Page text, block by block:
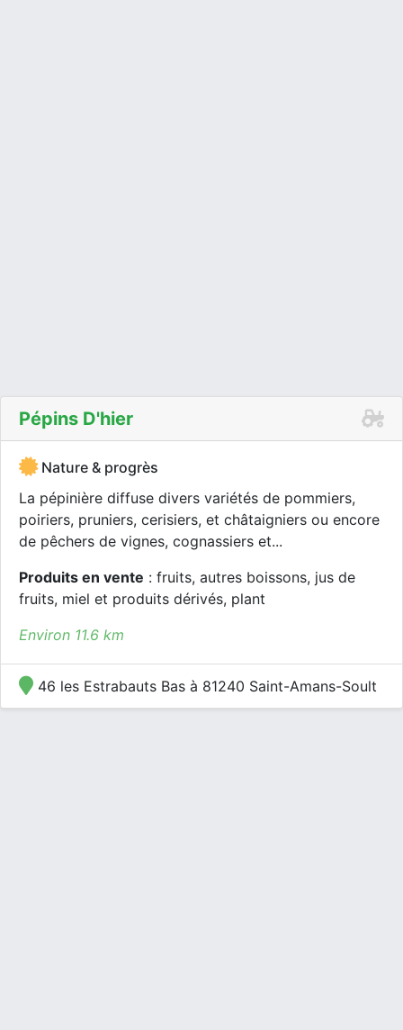
Pépins D'hier
Nature & progrès
La pépinière diffuse divers variétés de pommiers,
poiriers, pruniers, cerisiers, et châtaigniers ou encore
de pêchers de vignes, cognassiers et...
Produits en vente : fruits, autres boissons, jus de
fruits, miel et produits dérivés, plant
Environ 11.6 km
46 les Estrabauts Bas à 81240 Saint-Amans-Soult